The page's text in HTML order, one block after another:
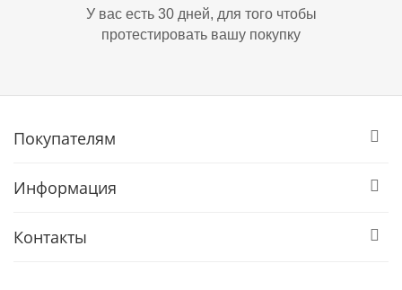
У вас есть 30 дней, для того чтобы
протестировать вашу покупку
Покупателям
Информация
Контакты